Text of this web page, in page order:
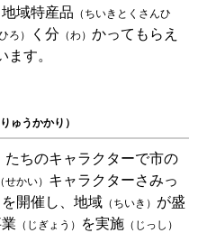
地域特産品 （ちいきとくさんひ
ろ） く分 （わ） かってもらえ
す。
ゅうかかり）
たちのキャラクターで市の
（せかい） キャラクターさみっ
を開催し、地域 （ちいき） が盛
（じぎょう） を実施 （じっし）